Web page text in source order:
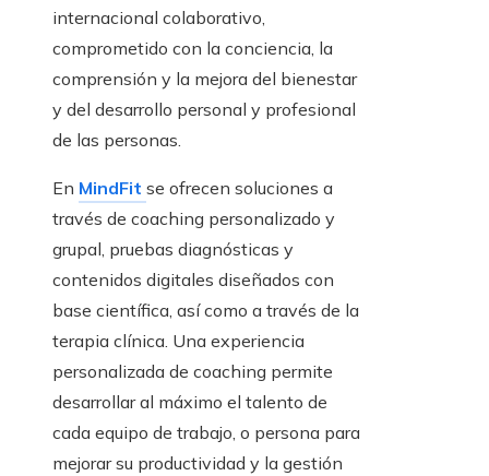
internacional colaborativo,
comprometido con la conciencia, la
comprensión y la mejora del bienestar
y del desarrollo personal y profesional
de las personas.
En MindFit se ofrecen soluciones a
través de coaching personalizado y
grupal, pruebas diagnósticas y
contenidos digitales diseñados con
base científica, así como a través de la
terapia clínica. Una experiencia
personalizada de coaching permite
desarrollar al máximo el talento de
cada equipo de trabajo, o persona para
mejorar su productividad y la gestión